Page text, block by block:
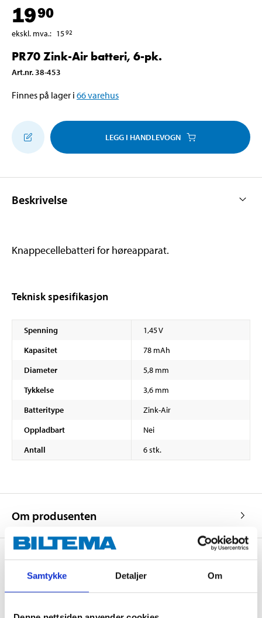
Samtykke Detaljer Om
1990
ekskl. mva.: 1592
PR70 Zink-Air batteri, 6-pk.
Art.nr. 38-453
Finnes på lager i 66varehus
LEGG I HANDLEVOGN
Beskrivelse
Knappecellebatteri for høreapparat.
Teknisk spesifikasjon
Spenning
1,45 V
Kapasitet
78 mAh
Diameter
5,8 mm
Tykkelse
3,6 mm
Batteritype
Zink-Air
Oppladbart
Nei
Antall
6 stk.
Om produsenten
Kjøp & Hent